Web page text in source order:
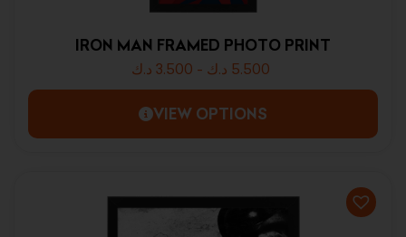
IRON MAN FRAMED PHOTO PRINT
3.500 د.ك - 5.500 د.ك
VIEW OPTIONS